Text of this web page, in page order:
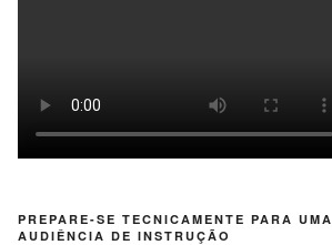
PREPARE-SE TECNICAMENTE PARA UMA
AUDIÊNCIA DE INSTRUÇÃO